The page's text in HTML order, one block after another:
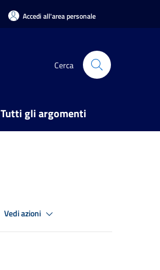
Accedi all'area personale
Cerca
Tutti gli argomenti
Vedi azioni